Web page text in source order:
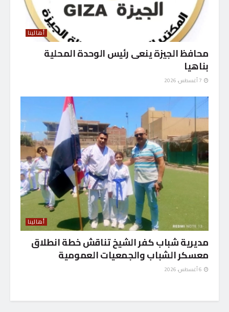
أهالينا
محافظ الجيزة ينعى رئيس الوحدة المحلية
بناهيا
أهالينا
مديرية شباب كفر الشيخ تناقش خطة انطلاق
معسكر الشباب والجمعيات العمومية